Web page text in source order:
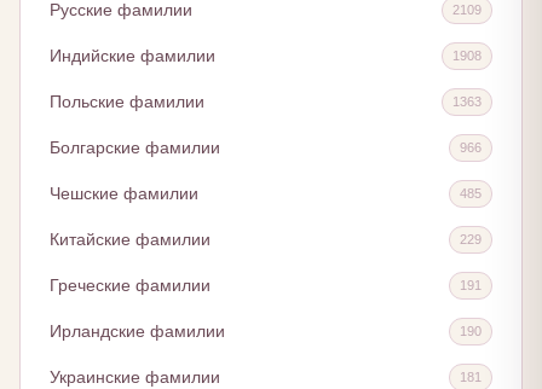
Русские фамилии 2109
Индийские фамилии 1908
Польские фамилии 1363
Болгарские фамилии 966
Чешские фамилии 485
Китайские фамилии 229
Греческие фамилии 191
Ирландские фамилии 190
Украинские фамилии 181